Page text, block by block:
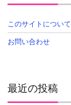
このサイトについて
お問い合わせ
最近の投稿